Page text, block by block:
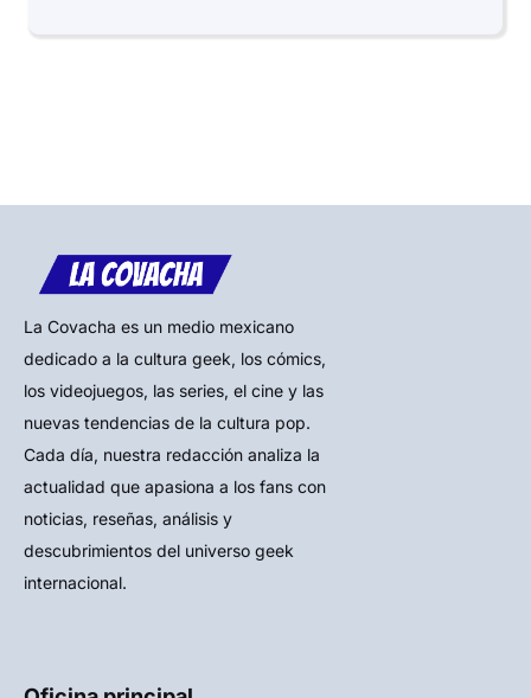
La Covacha es un medio mexicano
dedicado a la cultura geek, los cómics,
los videojuegos, las series, el cine y las
nuevas tendencias de la cultura pop.
Cada día, nuestra redacción analiza la
actualidad que apasiona a los fans con
noticias, reseñas, análisis y
descubrimientos del universo geek
internacional.